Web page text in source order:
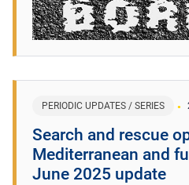
PERIODIC UPDATES / SERIES
Search and rescue
Mediterranean and
June 2025 update